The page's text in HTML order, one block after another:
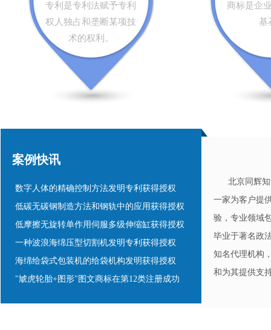
专利是专利法赋予专利
权人独占和垄断某项技
术的权利。
商标是企
基
案例快讯
悬挂式滚筒研磨机快速更换挂具系统发明授权
机动车环保检测车检测舱发明专利获得授权
电热水壶用温控耦合器下座发明专利获得授权
”香逸坊“商标在第43类注册成功
”绿色图书“文字图形商标在第16类注册成功
一种防伪码标签发明专利获得授权
低碳无碳钢制造方法和钢轨中的应用获得授权
低摩擦无旋转单作用伺服多级伸缩缸获得授权
一种波浪海绵压型切割机发明专利获得授权
海绵给袋式包装机的给袋机构发明获得授权
"虓虎轮胎+图形"图文商标在第12类注册成功
"江洋+jiangyang"商标在第12类注册成功
“MIAIER米艾尔"商标在第25类注册成功
北京同辉知
一家为客户提
验， 专业领域
毕业于著名政
知名代理机构
和为其提供支